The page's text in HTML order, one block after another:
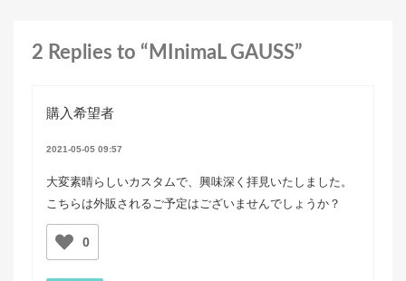
2 Replies to “MInimaL GAUSS”
購入希望者
2021-05-05 09:57
大変素晴らしいカスタムで、興味深く拝見いたしました。
こちらは外販されるご予定はございませんでしょうか？
0